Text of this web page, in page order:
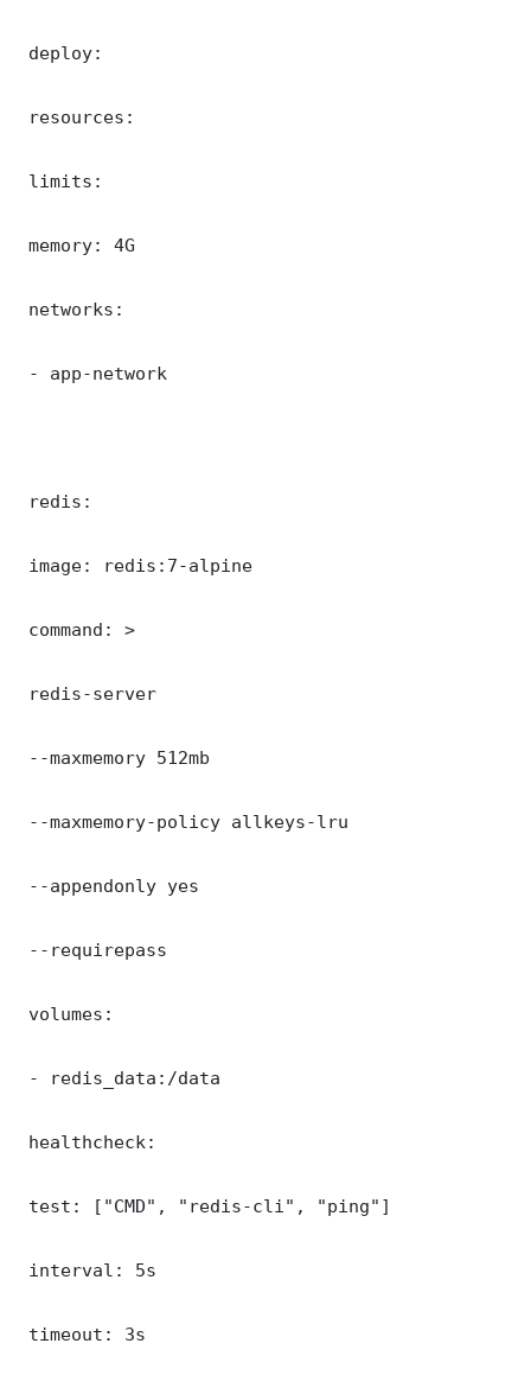
deploy:
resources:
limits:
memory: 4G
networks:
- app-network
redis:
image: redis:7-alpine
command: >
redis-server
--maxmemory 512mb
--maxmemory-policy allkeys-lru
--appendonly yes
--requirepass
volumes:
- redis_data:/data
healthcheck:
test: ["CMD", "redis-cli", "ping"]
interval: 5s
timeout: 3s